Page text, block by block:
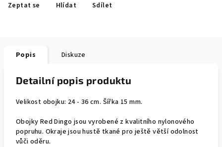
Zeptat se Hlídat Sdílet
Popis Diskuze
Detailní popis produktu
Velikost obojku: 24 - 36 cm. Šířka 15 mm.
Obojky Red Dingo jsou vyrobené z kvalitního nylonového
popruhu. Okraje jsou hustě tkané pro ještě větší odolnost
vůči oděru.